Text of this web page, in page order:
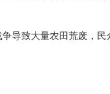
导致大量农田荒废，民